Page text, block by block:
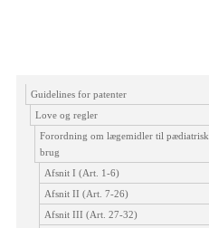
Guidelines for patenter
Love og regler
Forordning om lægemidler til pædiatrisk
brug
Afsnit I (Art. 1-6)
Afsnit II (Art. 7-26)
Afsnit III (Art. 27-32)